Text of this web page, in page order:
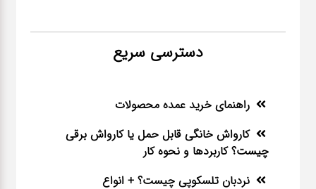
دسترسی سریع
راهنمای خرید عمده محصولات
کارواش خانگی قابل حمل یا کارواش برقی
چیست؟ کاربردها و نحوه کار
نردبان تلسکوپی چیست؟ + انواع